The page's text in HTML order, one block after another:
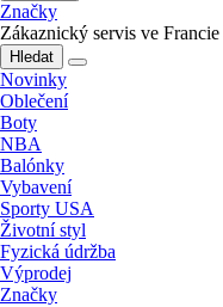
Značky
Zákaznický servis ve Francie
Hledat
Novinky
Oblečení
Boty
NBA
Balónky
Vybavení
Sporty USA
Životní styl
Fyzická údržba
Výprodej
Značky